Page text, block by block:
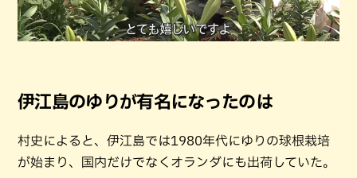
伊江島のゆりが有名になったのは
村史によると、伊江島では1980年代にゆりの球根栽培
が始まり、国内だけでなくオランダにも出荷していた。